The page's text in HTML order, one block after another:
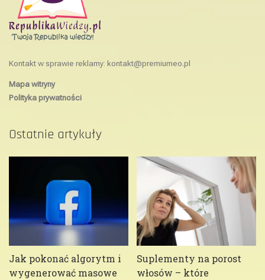
Kontakt w sprawie reklamy: kontakt@premiumeo.pl
Mapa witryny
Polityka prywatności
Ostatnie artykuły
Jak pokonać algorytm i
wygenerować masowe
Suplementy na porost
włosów – które